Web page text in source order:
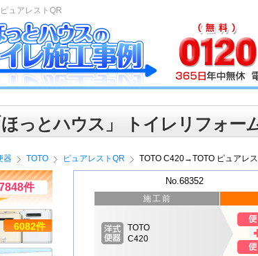
ュアレストQR
ほっとハウス」 トイレリフォー
器 TOTO ピュアレストQR TOTO C420→TOTO ピュアレ
No.68352
施工前
TOTO
C420
件
6082件